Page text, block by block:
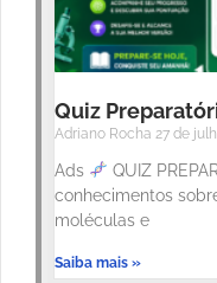
Quiz
Adriano Rocha 27 de
Ads
QUIZ
conhecimentos
moléculas e
Saiba mais »